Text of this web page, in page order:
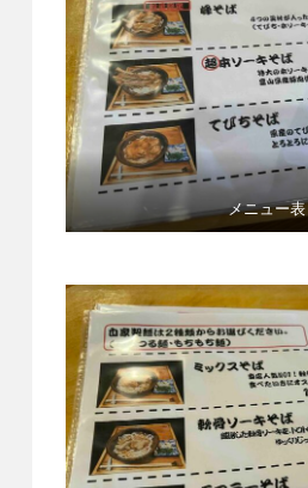
メニュー表